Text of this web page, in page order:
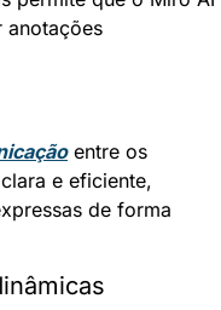
anotações
entre os
e eficiente,
de forma